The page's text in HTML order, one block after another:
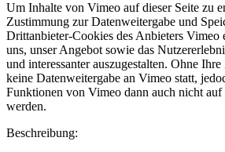
Um Inhalte von Vimeo auf dieser Seite zu
Zustimmung zur Datenweitergabe und
Drittanbieter-Cookies des Anbieters Vimeo
uns, unser Angebot sowie das
und interessanter auszugestalten. Ohne
keine Datenweitergabe an Vimeo statt,
Funktionen von Vimeo dann auch nicht auf
werden.
Beschreibung: